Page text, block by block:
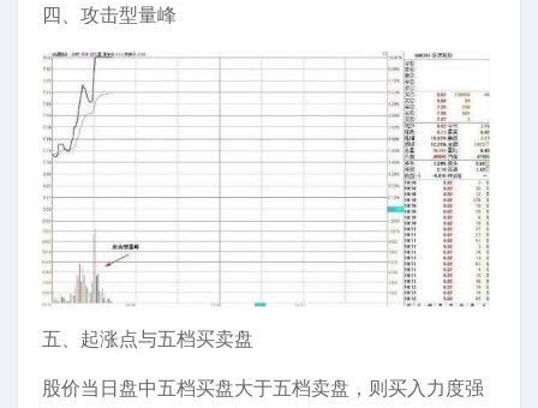
四、攻击型量峰
五、起涨点与五档买卖盘
股价当日盘中五档买盘大于五档卖盘，则买入力度强